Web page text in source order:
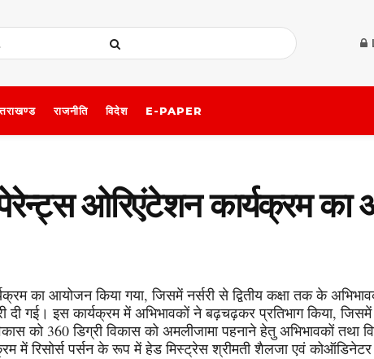
राजनीति विदेश E-PAPER
पेरेन्ट्स ओरिएंटेशन कार्यक्रम
आयोजन किया गया, जिसमें नर्सरी से द्वितीय कक्षा तक के अभिभावकों
दी गई। इस कार्यक्रम में अभिभावकों ने बढ़चढ़कर प्रतिभाग किया,
को 360 डिग्री विकास को अमलीजामा पहनाने हेतु अभिभावकों तथा
में रिसोर्स पर्सन के रूप में हेड मिस्ट्रेस श्रीमती शैलजा एवं